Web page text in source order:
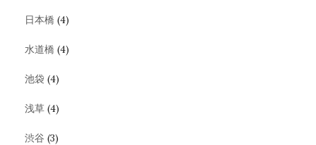
日本橋 (4)
水道橋 (4)
池袋 (4)
浅草 (4)
渋谷 (3)